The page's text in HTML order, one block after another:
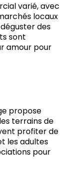
varié, avec
locaux
des
sont
amour pour
propose
terrains de
profiter de
les adultes
pour